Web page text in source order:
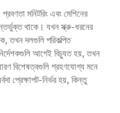
মনিটরিং এবং মেশিনের
থাকে। যখন স্ক্রু-ধরনের
তখন দলগুলি পরিকল্পিত
আগেই বিচ্যুত হয়, তখন
বিশেষত্বগুলি গ্রহণযোগ্য মনে
প্রেক্ষাপট-নির্ভর হয়, কিন্তু